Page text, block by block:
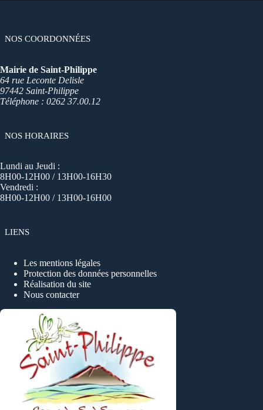
NOS COORDONNÉES
Mairie de Saint-Philippe
64 rue Leconte Delisle
97442 Saint-Philippe
Téléphone : 0262 37.00.12
NOS HORAIRES
Lundi au Jeudi :
8H00-12H00 / 13H00-16H30
Vendredi :
8H00-12H00 / 13H00-16H00
LIENS
Les mentions légales
Protection des données personnelles
Réalisation du site
Nous contacter